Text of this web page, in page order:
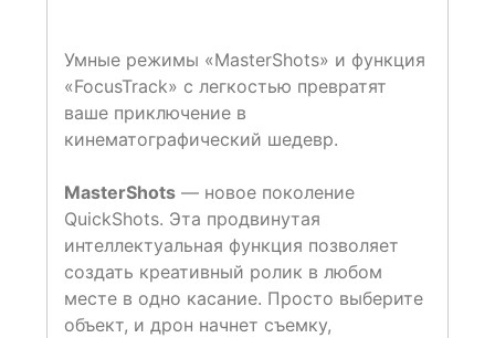
Умные режимы «MasterShots» и функция
«FocusTrack» с легкостью превратят
ваше приключение в
кинематографический шедевр.
MasterShots — новое поколение
QuickShots. Эта продвинутая
интеллектуальная функция позволяет
создать креативный ролик в любом
месте в одно касание. Просто выберите
объект, и дрон начнет съемку,